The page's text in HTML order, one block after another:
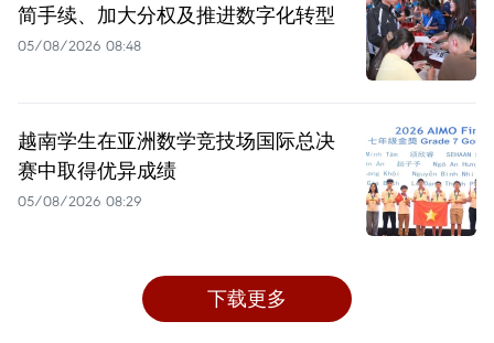
简手续、加大分权及推进数字化转型
05/08/2026 08:48
越南学生在亚洲数学竞技场国际总决
赛中取得优异成绩
05/08/2026 08:29
下载更多